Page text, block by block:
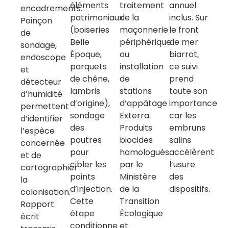
encadrements.
Poinçon
de
sondage,
endoscope
et
détecteur
d’humidité
permettent
d’identifier
l’espèce
concernée
et de
cartographier
la
colonisation.
Rapport
écrit
éléments
patrimoniaux
(boiseries
Belle
Époque,
parquets
de chêne,
lambris
d’origine),
sondage
des
poutres
pour
cibler les
points
d’injection.
Cette
étape
traitement
de la
maçonnerie
périphérique
ou
installation
de
stations
d’appâtage
Exterra.
Produits
biocides
homologués
par le
Ministère
de la
Transition
Écologique
annuel
inclus. Sur
le front
de mer
biarrot,
ce suivi
prend
toute son
importance
car les
embruns
salins
accélèrent
l’usure
des
dispositifs.